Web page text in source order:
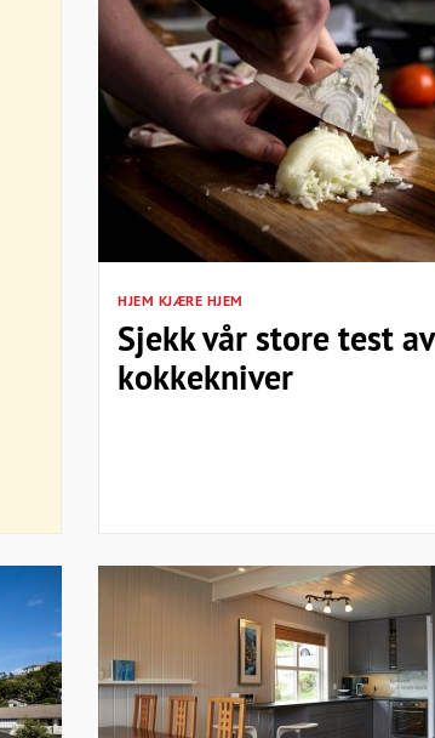
HJEM KJÆRE HJEM
Sjekk vår store test av
kokkekniver